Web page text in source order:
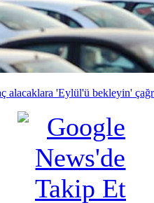
alacaklara 'Eylül'ü bekleyin'